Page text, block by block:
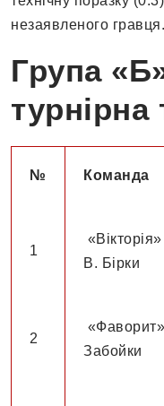
незаявленого гравця.
Група
турнірна
№ Команда
1
«Вікторія»
В. Бірки
2
«Фаворит»
Забойки